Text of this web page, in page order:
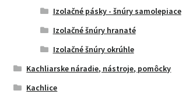
Izolačné pásky - šnúry samolepiace
Izolačné šnúry hranaté
Izolačné šnúry okrúhle
Kachliarske náradie, nástroje, pomôcky
Kachlice